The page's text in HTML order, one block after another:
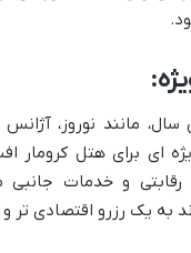
مانند نوروز،
ای برای هتل کرومار
و خدمات جانبی
به یک رزرو اقتصادی تر